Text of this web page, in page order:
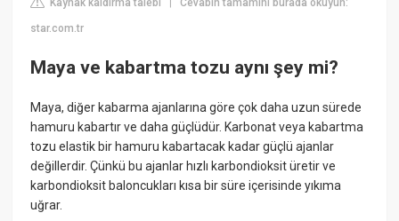
Kaynak kaldırma talebi |Cevabın tamamını burada okuyun:
star.com.tr
Maya ve kabartma tozu aynı şey mi?
Maya, diğer kabarma ajanlarına göre çok daha uzun sürede
hamuru kabartır ve daha güçlüdür. Karbonat veya kabartma
tozu elastik bir hamuru kabartacak kadar güçlü ajanlar
değillerdir. Çünkü bu ajanlar hızlı karbondioksit üretir ve
karbondioksit baloncukları kısa bir süre içerisinde yıkıma
uğrar.